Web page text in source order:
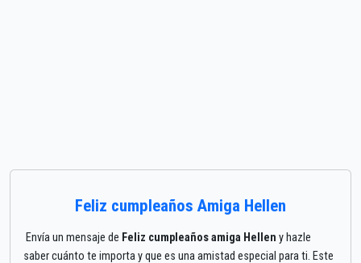
Feliz cumpleaños Amiga Hellen
Envía un mensaje de Feliz cumpleaños amiga Hellen y hazle
saber cuánto te importa y que es una amistad especial para ti. Este